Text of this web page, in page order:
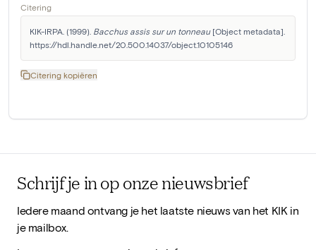
Citering
KIK-IRPA. (1999). Bacchus assis sur un tonneau [Object metadata].
https://hdl.handle.net/20.500.14037/object.10105146
Citering kopiëren
Schrijf je in op onze nieuwsbrief
Iedere maand ontvang je het laatste nieuws van het KIK in
je mailbox.